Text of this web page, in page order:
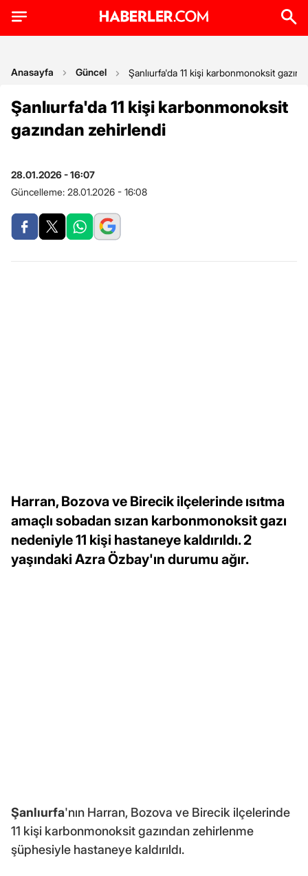
Anasayfa Güncel Şanlıurfa'da 11 kişi karbonmonoksit
Şanlıurfa'da 11 kişi karbonmonoksit
gazından zehirlendi
28.01.2026 - 16:07
Güncelleme: 28.01.2026 - 16:08
Harran, Bozova ve Birecik ilçelerinde ısıtma
amaçlı sobadan sızan karbonmonoksit gazı
nedeniyle 11 kişi hastaneye kaldırıldı. 2
yaşındaki Azra Özbay'ın durumu ağır.
Şanlıurfa'nın Harran, Bozova ve Birecik ilçelerinde
11 kişi karbonmonoksit gazından zehirlenme
şüphesiyle hastaneye kaldırıldı.